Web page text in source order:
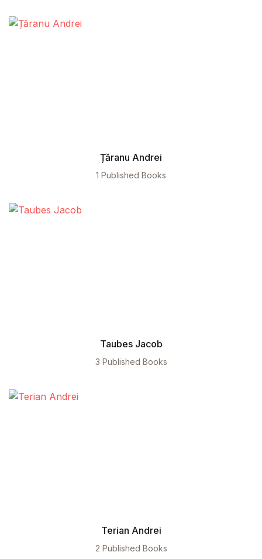
Țăranu Andrei
1 Published Books
Taubes Jacob
3 Published Books
Terian Andrei
2 Published Books